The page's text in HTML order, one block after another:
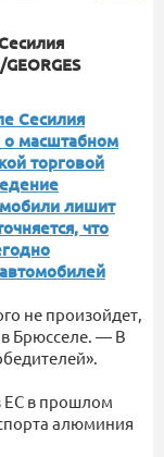
Сесилия
масштабном
торговой
лишит
что
не произойдет,
Брюсселе. — В
ЕС в прошлом
алюминия